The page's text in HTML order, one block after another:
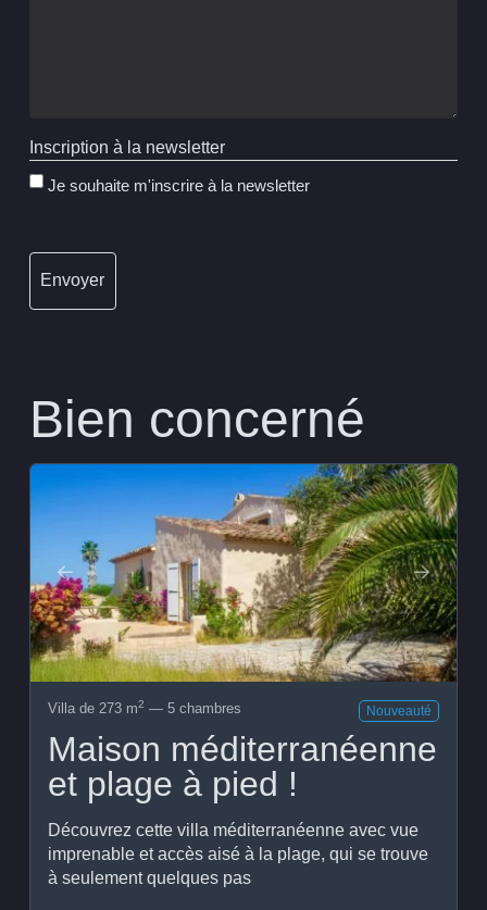
Inscription à la newsletter
Je souhaite m'inscrire à la newsletter
Bien concerné
Villa de 273 m2 — 5 chambres Nouveauté
Maison méditerranéenne
et plage à pied !
Découvrez cette villa méditerranéenne avec vue
imprenable et accès aisé à la plage, qui se trouve
à seulement quelques pas